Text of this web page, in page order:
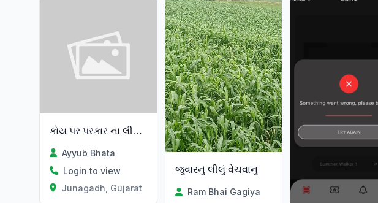
કોય પર પરકાર ના લીલા જાદવા હોય
Ayyub Bhata
Login to view
Junagadh, Gujarat
જુવારનું લીલું વેચવાનુ
Ram Bhai Gagiya